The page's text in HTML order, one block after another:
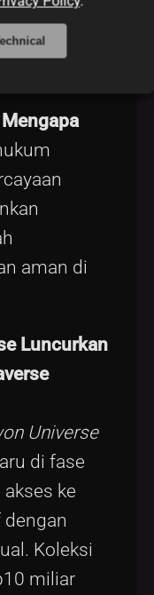
NFT
Mengapa
aman di
Luncurkan
Universe
di fase
ke
Koleksi
miliar